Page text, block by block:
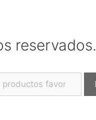
reservados.